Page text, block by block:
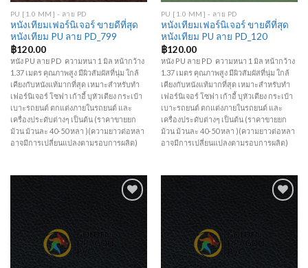
PU [1.0 MM] - ลาย PD
หนังเทียมเฟอร์นิเจอร์ ขายดีที่สุด
หนังเทียม PU ลาย PD_799
฿120.00
หนัง PU ลาย PD ความหนา 1 มิล หน้ากว้าง
1.37 เมตร คุณภาพสูง มีผิวสัมผัสที่นุ่ม ใกล้
เคียงกับหนังแท้มากที่สุด เหมาะสำหรับทำ
เฟอร์นิเจอร์ โซฟา เก้าอี้ บุหัวเตียง กระเป๋า
เบาะรถยนต์ ตกแต่งภายในรถยนต์ และ
เครื่องประดับต่างๆ เป็นต้น (ราคาขายยก
ม้วน ม้วนละ 40-50 หลา )(ความยาวต่อหลา
อาจมีการเปลี่ยนแปลงตามรอบการผลิต)
PU [1.0 MM] - ลาย PD
หนังเทียมเฟอร์นิเจอร์ ขายดีที่สุด
หนังเทียม PU ลาย PD_120
฿120.00
หนัง PU ลาย PD ความหนา 1 มิล หน้ากว้าง
1.37 เมตร คุณภาพสูง มีผิวสัมผัสที่นุ่ม ใกล้
เคียงกับหนังแท้มากที่สุด เหมาะสำหรับทำ
เฟอร์นิเจอร์ โซฟา เก้าอี้ บุหัวเตียง กระเป๋า
เบาะรถยนต์ ตกแต่งภายในรถยนต์ และ
เครื่องประดับต่างๆ เป็นต้น (ราคาขายยก
ม้วน ม้วนละ 40-50 หลา )(ความยาวต่อหลา
อาจมีการเปลี่ยนแปลงตามรอบการผลิต)